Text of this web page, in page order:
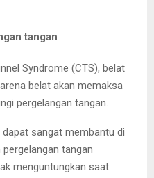
tangan
Syndrome (CTS), belat
belat akan memaksa
pergelangan tangan.
sangat membantu di
tangan
menguntungkan saat